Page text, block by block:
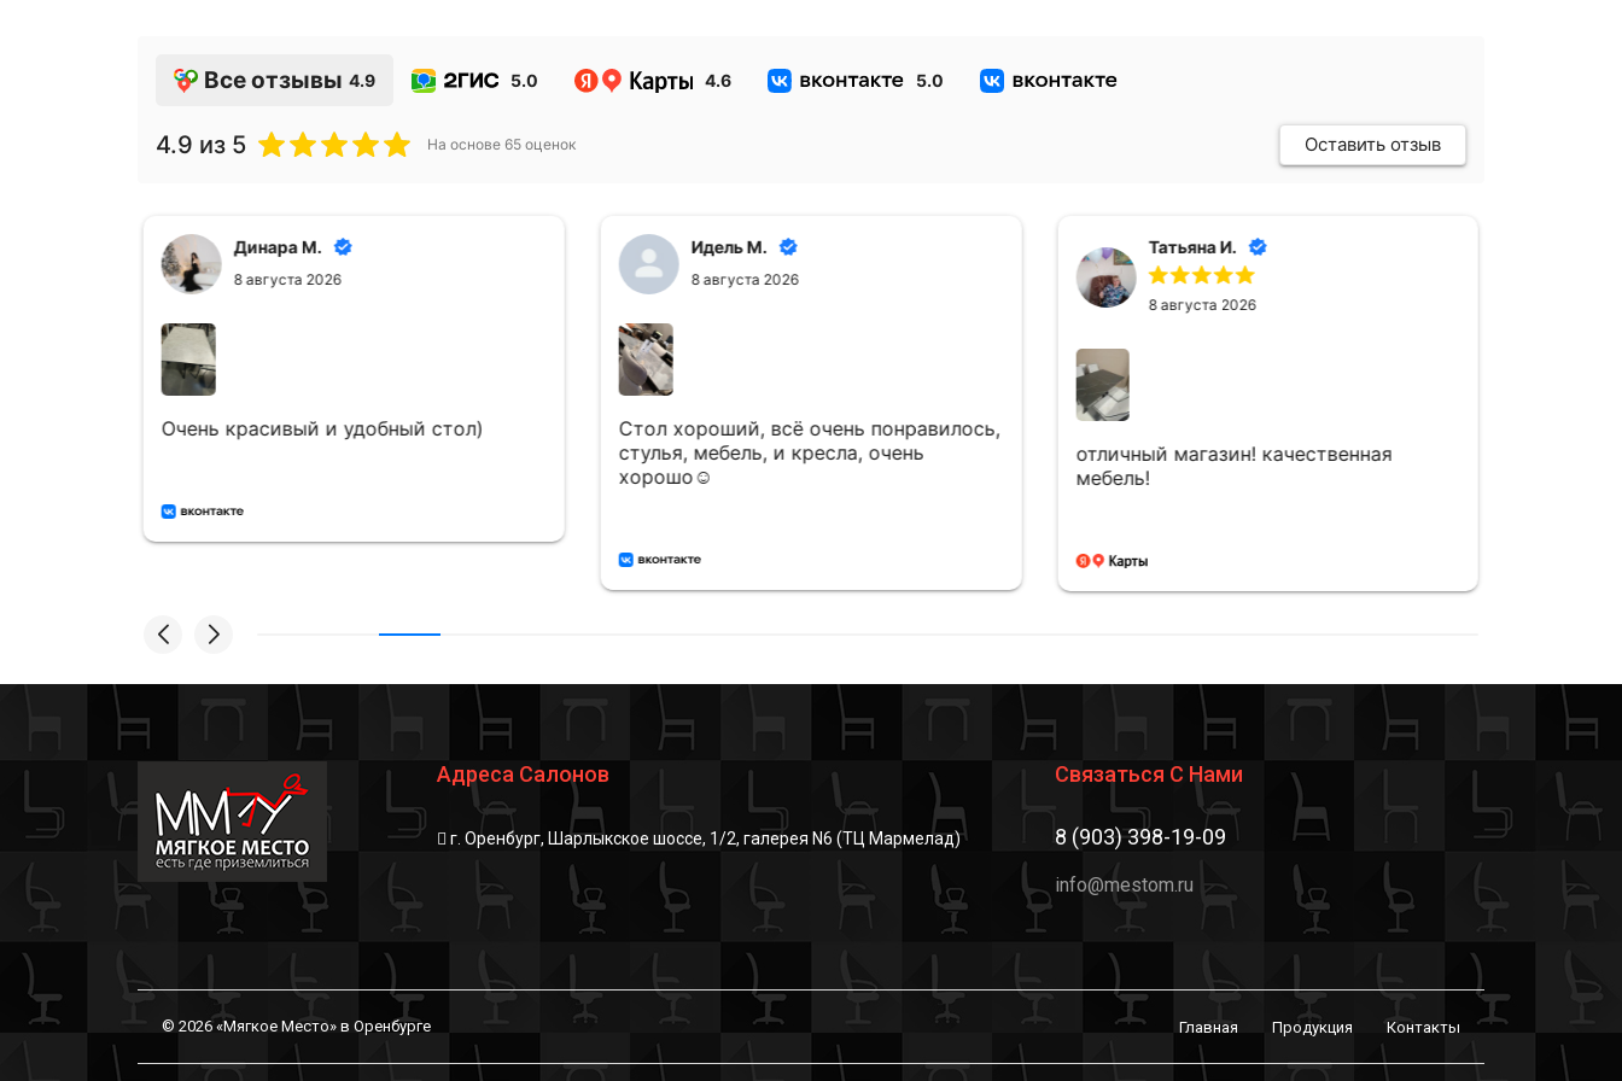
Все отзывы 4.9 5.0 4.6 5.0
4.9 из 5 На основе 65 оценок Оставить отзыв
Динара М.
8 августа 2026
Очень красивый и удобный стол)
Идель М.
8 августа 2026
Стол хороший, всё очень понравилось,
стулья, мебель, и кресла, очень
хорошо☺
Татьяна И.
8 августа 2026
отличный магазин! качественная
мебель!
Адреса Салонов
г. Оренбург, Шарлыкское шоссе, 1/2, галерея N6 (ТЦ Мармелад)
Связаться С Нами
8 (903) 398-19-09
info@mestom.ru
© 2026 «Мягкое Место» в Оренбурге Главная Продукция Контакты